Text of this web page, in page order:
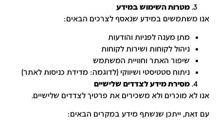
מטרות השימוש במידע
אנו משתמשים במידע שנאסף לצרכים הבאים:
מתן מענה לפניות והודעות
ניהול לקוחות ושירות לקוחות
שיפור האתר וחוויית המשתמש
ניתוח סטטיסטי ושיווקי (לדוגמה: מדידת כניסות לאתר)
מסירת מידע לצדדים שלישיים
אנו לא מוכרים ולא משכירים את פרטיך לצדדים שלישיים.
עם זאת, ייתכן שנשתף מידע במקרים הבאים: